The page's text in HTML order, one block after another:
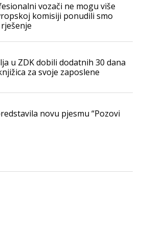
vozači ne mogu više
komisiji ponudili smo
u ZDK dobili dodatnih 30 dana
za svoje zaposlene
novu pjesmu “Pozovi